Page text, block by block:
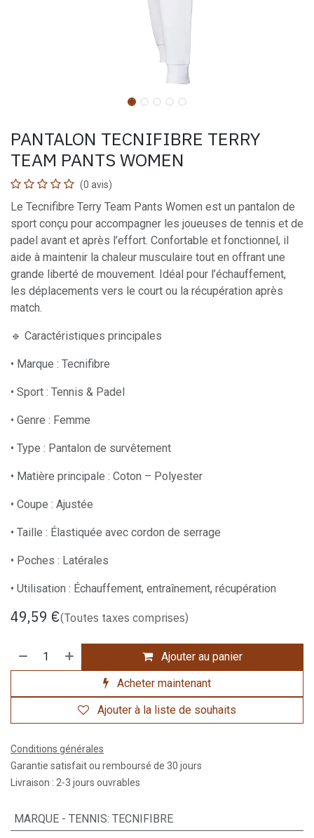
PANTALON TECNIFIBRE TERRY
TEAM PANTS WOMEN
(0 avis)
Le Tecnifibre Terry Team Pants Women est un pantalon de
sport conçu pour accompagner les joueuses de tennis et de
padel avant et après l’effort. Confortable et fonctionnel, il
aide à maintenir la chaleur musculaire tout en offrant une
grande liberté de mouvement. Idéal pour l’échauffement,
les déplacements vers le court ou la récupération après
match.
🔹 Caractéristiques principales
• Marque : Tecnifibre
• Sport : Tennis & Padel
• Genre : Femme
• Type : Pantalon de survêtement
• Matière principale : Coton – Polyester
• Coupe : Ajustée
• Taille : Élastiquée avec cordon de serrage
• Poches : Latérales
• Utilisation : Échauffement, entraînement, récupération
49,59 €(Toutes taxes comprises)
Ajouter au panier
Acheter maintenant
Ajouter à la liste de souhaits
Conditions générales
Garantie satisfait ou remboursé de 30 jours
Livraison : 2-3 jours ouvrables
MARQUE - TENNIS: TECNIFIBRE